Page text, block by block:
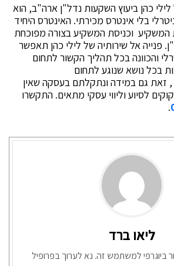
כהן ביעוץ השקעות נדל"ן ארה"ב, הוא
בלי אינטרס מכירתי. האינטרס היחיד
המשקיע וכניסת המשקיע בצורה מפוכחת
פנייה אל שירותיה של לילי כהן תאפשר
והכוונה בכל תהליך הקשור לתחום
בכל נושא שנוגע לתחום
זאת גם במידה ונתקלתם בעסקה שאין
לסיוע וליווי עסקי מתאים. התקשרו
.
ליאו ברד
ביוגרפי למשתמש זה. נא לערוך בפרופיל